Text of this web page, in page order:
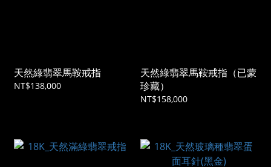
天然綠翡翠馬鞍戒指
NT$138,000
天然綠翡翠馬鞍戒指（已蒙
珍藏）
NT$158,000